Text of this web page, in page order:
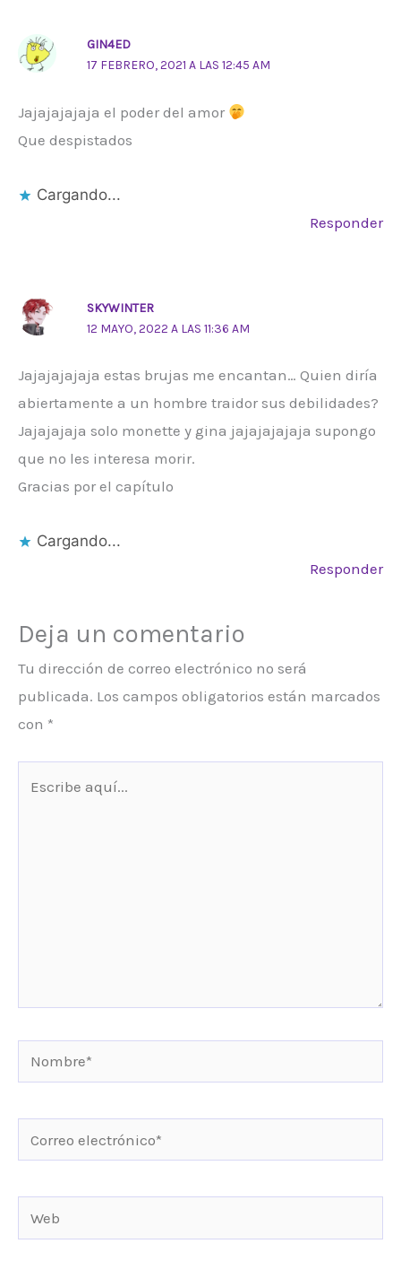
GIN4ED
17 FEBRERO, 2021 A LAS 12:45 AM
Jajajajajaja el poder del amor
Que despistados
Cargando...
Responder
SKYWINTER
12 MAYO, 2022 A LAS 11:36 AM
Jajajajajaja estas brujas me encantan… Quien diría
abiertamente a un hombre traidor sus debilidades?
Jajajajaja solo monette y gina jajajajajaja supongo
que no les interesa morir.
Gracias por el capítulo
Cargando...
Responder
Deja un comentario
Tu dirección de correo electrónico no será
publicada. Los campos obligatorios están marcados
con *
Nombre*
electrónico*